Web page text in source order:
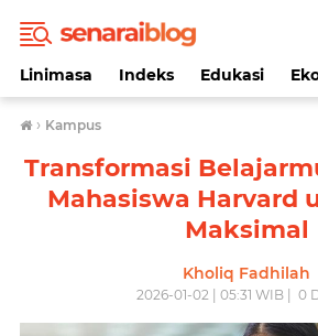
Linimasa Indeks Edukasi
› Kampus
Transformasi
Mahasiswa Harvard
Maksimal
Kholiq Fadhilah
2026-01-02 | 05:31 WIB | 0